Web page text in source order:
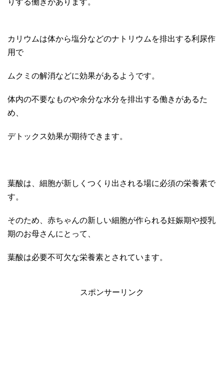
カリウムは体から塩分などのナトリウムを排出する利尿作
用で
ムクミの解消などに効果があるようです。
体内の不要なものや余分な水分を排出する働きがあるた
め、
デトックス効果が期待できます。
葉酸は、細胞が新しくつくり出される場に必須の栄養素で
す。
そのため、赤ちゃんの新しい細胞が作られる妊娠期や授乳
期のお母さんにとって、
葉酸は必要不可欠な栄養素とされています。
スポンサーリンク